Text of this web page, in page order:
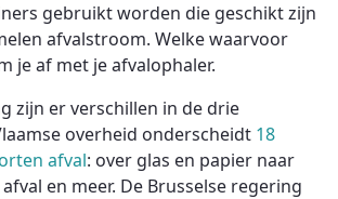
gebruikt worden die geschikt zijn
afvalstroom. Welke waarvoor
je af met je afvalophaler.
zijn er verschillen in de drie
overheid onderscheidt 18
afval: over glas en papier naar
en meer. De Brusselse regering